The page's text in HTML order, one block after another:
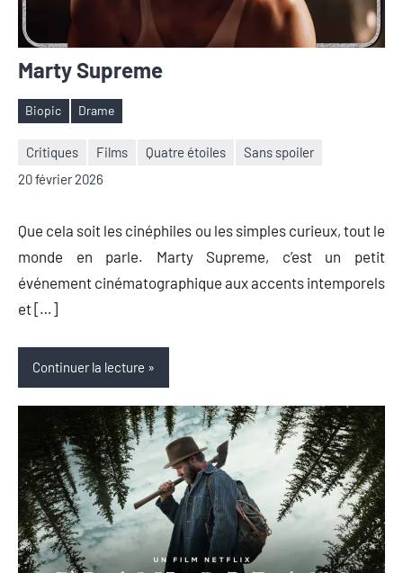
Marty Supreme
Étiquettes
Biopic Drame
Critiques Films Quatre étoiles
Sans spoiler
20 février 2026
Nicolas
Aucun
Que cela soit les cinéphiles ou les simples curieux, tout le
monde en parle. Marty Supreme, c’est un petit
événement cinématographique aux accents intemporels
et […]
Continuer la lecture